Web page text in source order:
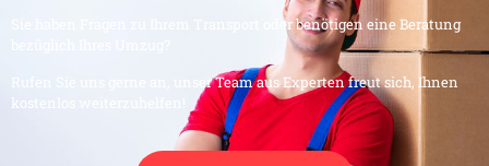
Sie haben Fragen zu Ihrem Transport oder benötigen eine Beratung
Rufen Sie uns gerne an, unser Team aus Experten freut sich, Ihnen
kostenlos weiterzuhelfen!